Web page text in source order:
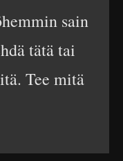
sain
tätä tai
Tee mitä